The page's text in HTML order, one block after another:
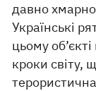
давно
Українські
цьому об’єкті
кроки світу,